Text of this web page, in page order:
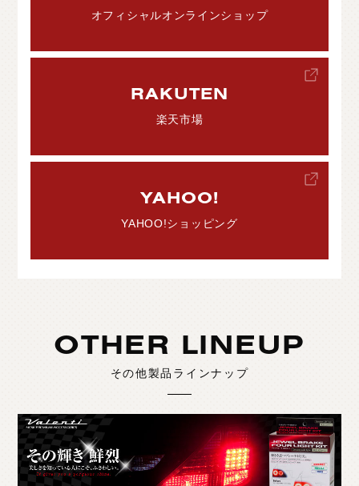
オフィシャルオンラインショップ
RAKUTEN
楽天市場
YAHOO!
YAHOO!ショッピング
OTHER LINEUP
その他製品ラインナップ